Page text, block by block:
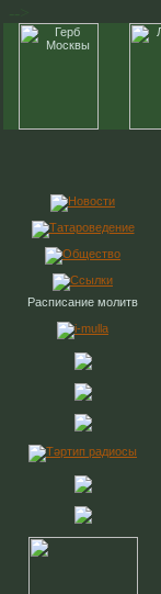
Расписание молитв